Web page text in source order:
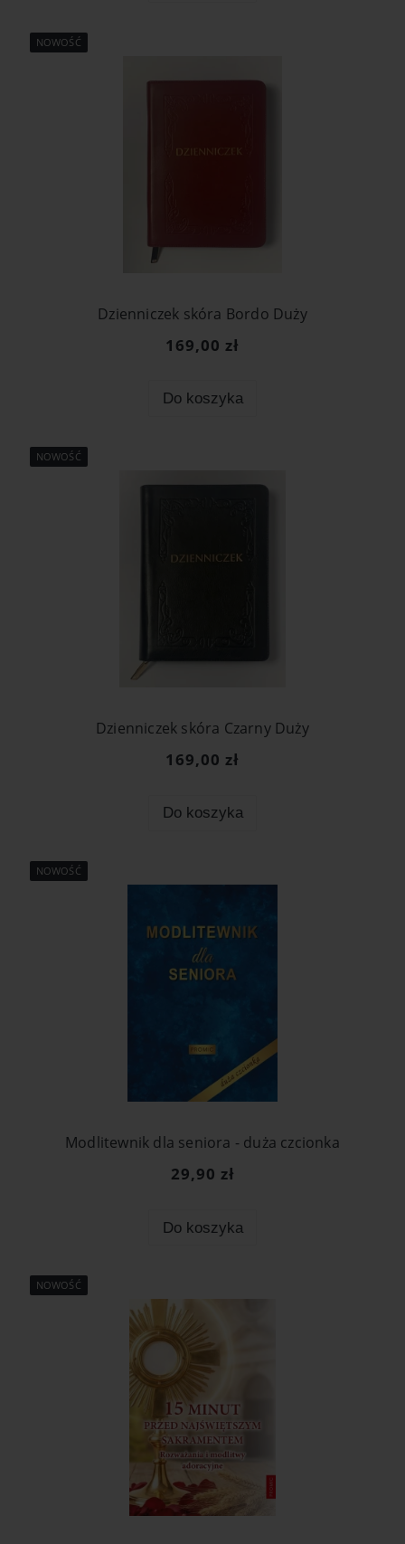
Dzienniczek skóra Bordo Duży
169,00 zł
Do koszyka
NOWOŚĆ
Dzienniczek skóra Czarny Duży
169,00 zł
Do koszyka
NOWOŚĆ
Modlitewnik dla seniora - duża czcionka
29,90 zł
Do koszyka
NOWOŚĆ
NOWOŚĆ